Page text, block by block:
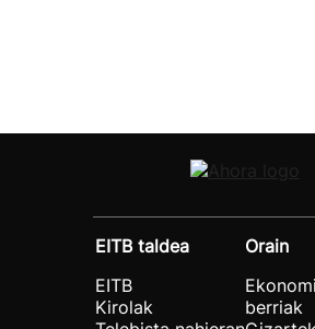
EITB taldea
EITB
Kirolak
Orain
berriak